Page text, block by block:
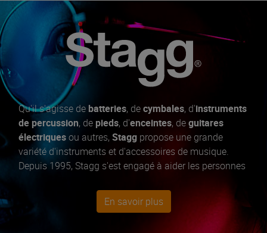
Qu'il s'agisse de batteries, decymbales, d'instruments
de percussion, de pieds, d'enceintes, deguitares
électriquesou autres, Stagg propose une grande
variété d'instruments et d'accessoires de musique.
Depuis 1995, Stagg s'est engagé à aider les personnes
musical grâce à sa gamme complète d'instruments et
d'accessoires.
En savoir plus